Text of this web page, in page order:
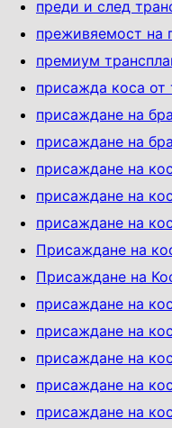
преди и след
преживяемост на
премиум
присажда коса от
присаждане на
присаждане на
присаждане на
присаждане на
присаждане на
Присаждане на
Присаждане на
присаждане на
присаждане на
присаждане на
присаждане на
присаждане на